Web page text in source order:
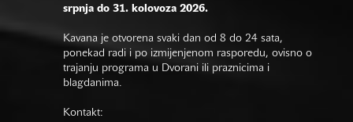
srpnja do 31. kolovoza 2026.
Kavana je otvorena svaki dan od 8 do 24 sata,
ponekad radi i po izmijenjenom rasporedu, ovisno o
trajanju programa u Dvorani ili praznicima i
blagdanima.
Kontakt: